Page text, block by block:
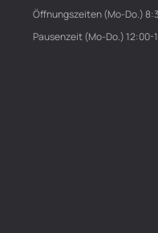
Öffnungszeiten (Mo-Do.)
Pausenzeit (Mo-Do.) 12:00-